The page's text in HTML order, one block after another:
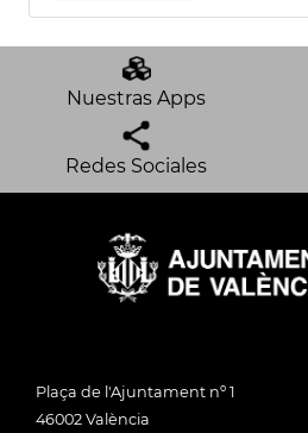
Nuestras Apps
Redes Sociales
Plaça de l'Ajuntament nº 1
46002 València